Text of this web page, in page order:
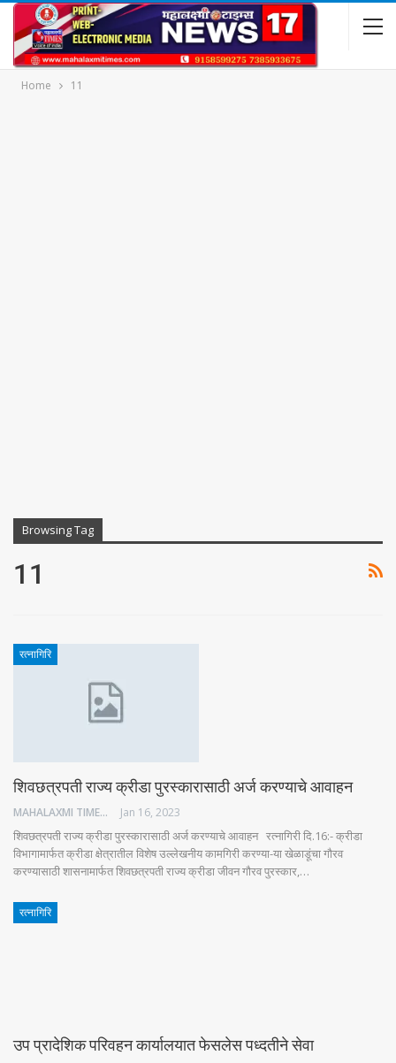
Home 11
Browsing Tag
11
रत्नागिरि
शिवछत्रपती राज्य क्रीडा पुरस्कारासाठी अर्ज करण्याचे आवाहन
MAHALAXMI TIMES Jan 16, 2023
शिवछत्रपती राज्य क्रीडा पुरस्कारासाठी अर्ज करण्याचे आवाहन रत्नागिरी दि.16:- क्रीडा
विभागामार्फत क्रीडा क्षेत्रातील विशेष उल्लेखनीय कामगिरी करण्या-या खेळाडूंचा गौरव
करण्यासाठी शासनामार्फत शिवछत्रपती राज्य क्रीडा जीवन गौरव पुरस्कार,…
रत्नागिरि
उप प्रादेशिक परिवहन कार्यालयात फेसलेस पध्दतीने सेवा